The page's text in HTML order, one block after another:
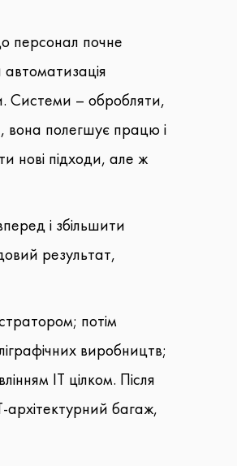
персонал почне
Системи – обробляти,
вона полегшує працю і
нові підходи, але ж
і збільшити
результат,
потім
виробництв;
ІТ цілком. Після
архітектурний багаж,